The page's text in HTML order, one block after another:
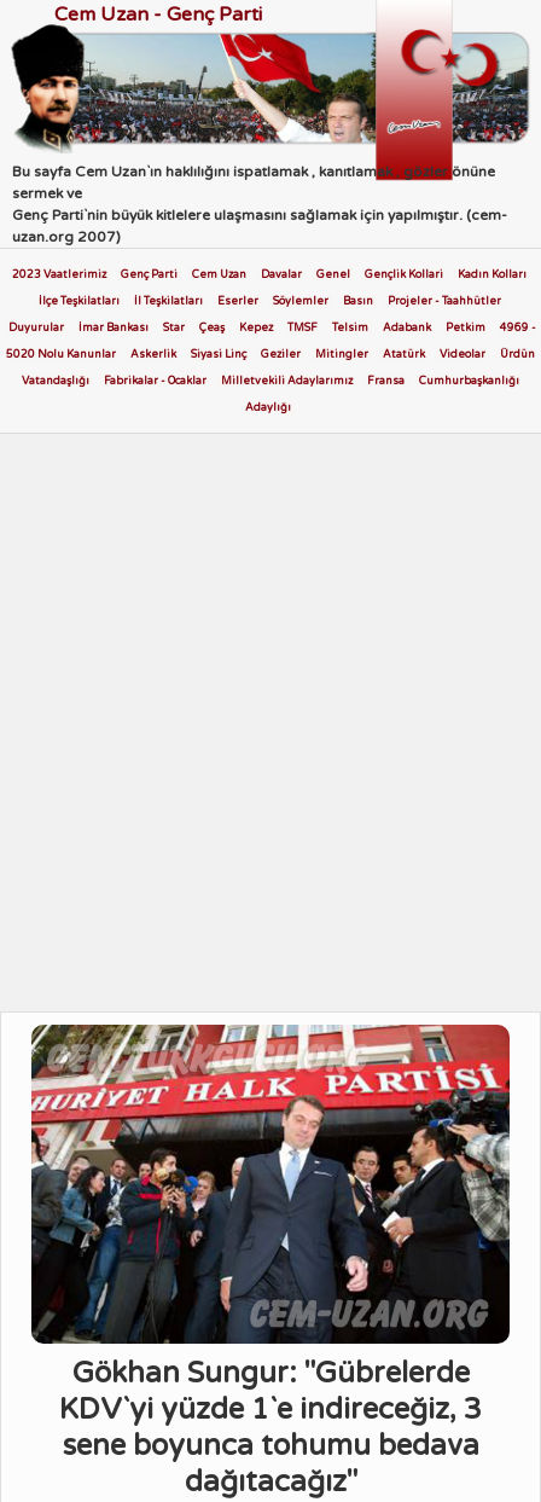
Cem Uzan - Genç Parti
Bu sayfa Cem Uzan`ın haklılığını ispatlamak , kanıtlamak , gözler önüne
sermek ve
Genç Parti`nin büyük kitlelere ulaşmasını sağlamak için yapılmıştır. (cem-
uzan.org 2007)
2023 Vaatlerimiz Genç Parti Cem Uzan Davalar Genel Gençlik Kollari
Kadın Kolları
İlçe Teşkilatları
İl Teşkilatları Eserler Söylemler Basın
Projeler - Taahhütler
Duyurular
İmar Bankası Star Çeaş Kepez TMSF Telsim Adabank Petkim
4969 -
5020 Nolu Kanunlar
Askerlik Siyasi Linç Geziler Mitingler Atatürk Videolar
Ürdün
Vatandaşlığı
Fabrikalar - Ocaklar Milletvekili Adaylarımız Fransa
Cumhurbaşkanlığı
Adaylığı
Gökhan Sungur: "Gübrelerde
KDV`yi yüzde 1`e indireceğiz, 3
sene boyunca tohumu bedava
dağıtacağız"